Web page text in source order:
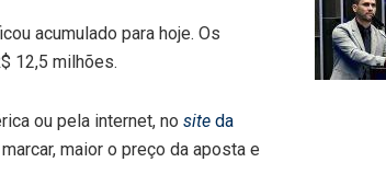
acumulado para hoje. Os
12,5 milhões.
ou pela internet, no site da
maior o preço da aposta e